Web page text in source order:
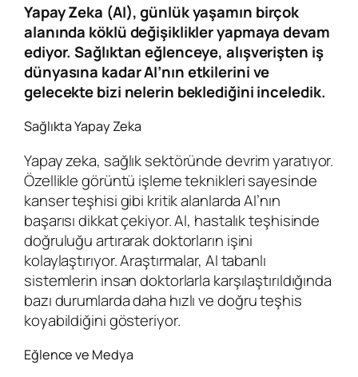
Yapay Zeka (AI), günlük yaşamın birçok
alanında köklü değişiklikler yapmaya devam
ediyor. Sağlıktan eğlenceye, alışverişten iş
dünyasına kadar AI’nın etkilerini ve
gelecekte bizi nelerin beklediğini inceledik.
Sağlıkta Yapay Zeka
Yapay zeka, sağlık sektöründe devrim yaratıyor.
Özellikle görüntü işleme teknikleri sayesinde
kanser teşhisi gibi kritik alanlarda AI’nın
başarısı dikkat çekiyor. AI, hastalık teşhisinde
doğruluğu artırarak doktorların işini
kolaylaştırıyor. Araştırmalar, AI tabanlı
sistemlerin insan doktorlarla karşılaştırıldığında
bazı durumlarda daha hızlı ve doğru teşhis
koyabildiğini gösteriyor.
Eğlence ve Medya